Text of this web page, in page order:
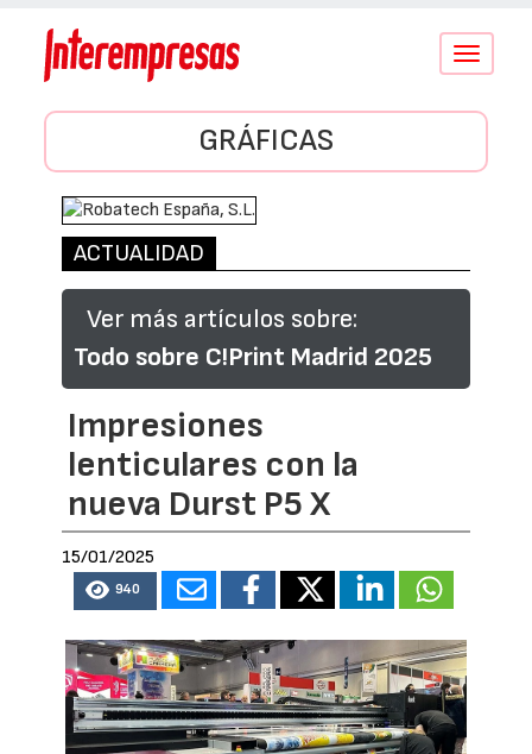
Conmutar
GRÁFICAS
ACTUALIDAD
Ver más artículos sobre:
Todo sobre C!Print Madrid 2025
Impresiones
lenticulares con la
nueva Durst P5 X
15/01/2025
940